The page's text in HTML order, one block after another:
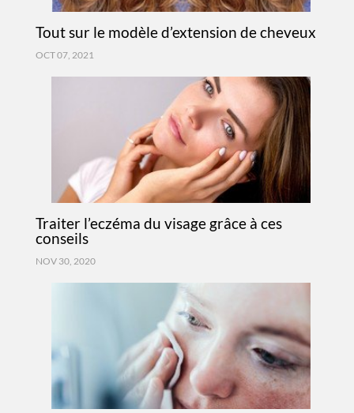
Tout sur le modèle d’extension de cheveux
OCT 07, 2021
Traiter l’eczéma du visage grâce à ces
conseils
NOV 30, 2020